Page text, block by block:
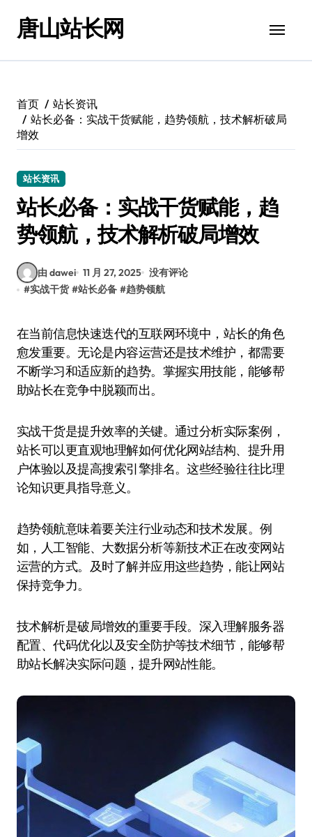
唐山站长网
首页
站长资讯
站长必备：实战干货赋能，趋势领航，技术解析破局
增效
站长资讯
站长必备：实战干货赋能，趋
势领航，技术解析破局增效
由 dawei 11 月 27, 2025 没有评论
#实战干货 #站长必备 #趋势领航
在当前信息快速迭代的互联网环境中，站长的角色
愈发重要。无论是内容运营还是技术维护，都需要
不断学习和适应新的趋势。掌握实用技能，能够帮
助站长在竞争中脱颖而出。
实战干货是提升效率的关键。通过分析实际案例，
站长可以更直观地理解如何优化网站结构、提升用
户体验以及提高搜索引擎排名。这些经验往往比理
论知识更具指导意义。
趋势领航意味着要关注行业动态和技术发展。例
如，人工智能、大数据分析等新技术正在改变网站
运营的方式。及时了解并应用这些趋势，能让网站
保持竞争力。
技术解析是破局增效的重要手段。深入理解服务器
配置、代码优化以及安全防护等技术细节，能够帮
助站长解决实际问题，提升网站性能。